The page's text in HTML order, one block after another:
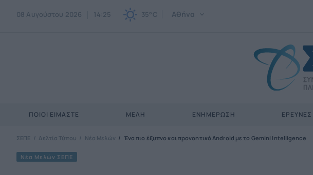
08 Αυγούστου 2026 14:25 35°C Αθήνα
ΠΟΙΟΙ ΕΊΜΑΣΤΕ ΜΈΛΗ ΕΝΗΜΕΡΩΣΗ
ΣΕΠΕ Δελτία Τύπου Νέα Μελών Ένα πιο έξυπνο και προνοητικό Android με το Gemini Intelligence
Νέα Μελών ΣΕΠΕ